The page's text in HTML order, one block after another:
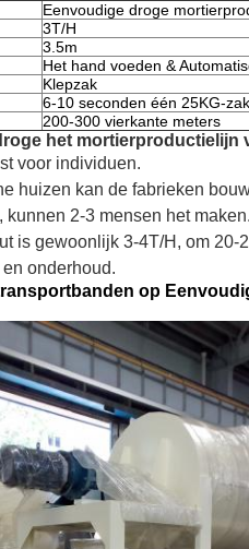
Eenvoudige droge
3T/H
3.5m
Het hand voeden &
Klepzak
6-10 seconden één 25KG-zak
200-300 vierkante meters
het mortierproductielijn
voor individuen.
huizen kan de fabrieken
2-3 mensen het maken.
is gewoonlijk 3-4T/H, om 20-
onderhoud.
op